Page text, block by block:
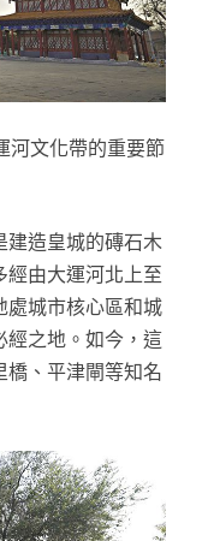
河文化帶的重要節
建造皇城的磚石木
經由大運河北上至
處城市核心區和城
經之地。如今，這
橋、平津閘等知名